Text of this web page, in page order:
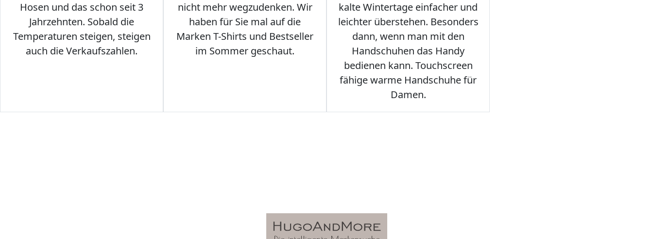
Hosen und das schon seit 3
Jahrzehnten. Sobald die
Temperaturen steigen, steigen
auch die Verkaufszahlen.
nicht mehr wegzudenken. Wir
haben für Sie mal auf die
Marken T-Shirts und Bestseller
im Sommer geschaut.
kalte Wintertage einfacher und
leichter überstehen. Besonders
dann, wenn man mit den
Handschuhen das Handy
bedienen kann. Touchscreen
fähige warme Handschuhe für
Damen.